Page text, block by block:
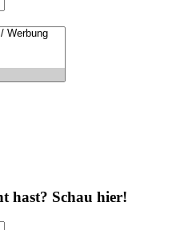
hast? Schau hier!